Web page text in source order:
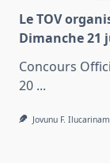
Le TOV
Dimanche 21
Concours
20 ...
Jovunu F.